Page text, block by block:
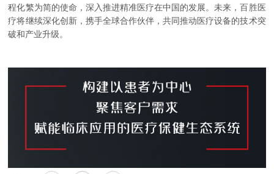
程化繁为简的使命，深入推进精准医疗在中国的发展。未来，百胜医
疗将继续深化创新，携手全球合作伙伴，共同推动医疗设备的技术突
破和产业升级。